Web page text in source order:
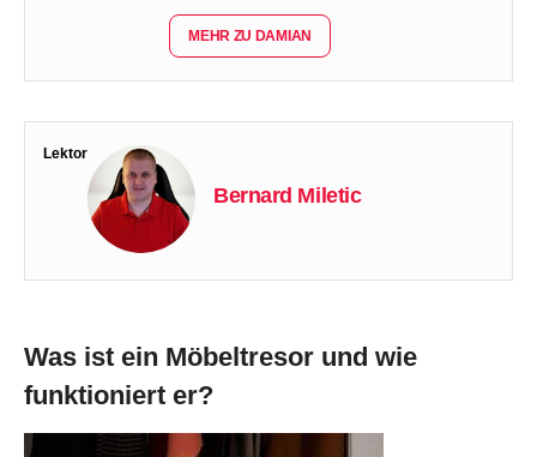
MEHR ZU DAMIAN
Lektor
Bernard Miletic
Was ist ein Möbeltresor und wie
funktioniert er?